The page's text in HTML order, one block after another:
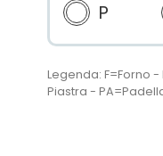
P
Legenda: F=Forno
Piastra -